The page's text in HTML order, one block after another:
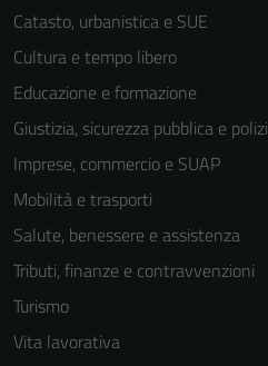
Catasto, urbanistica e SUE
Cultura e tempo libero
Educazione e formazione
Giustizia, sicurezza pubblica e
Imprese, commercio e SUAP
Mobilità e trasporti
Salute, benessere e assistenza
Tributi, finanze e contravvenzioni
Turismo
Vita lavorativa